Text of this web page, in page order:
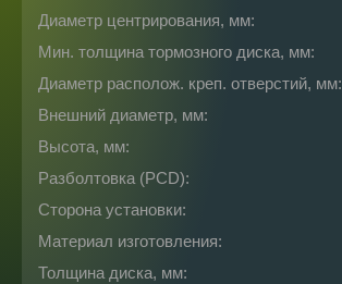
Диаметр центрирования, мм:
Мин. толщина тормозного диска, мм:
Диаметр располож. креп. отверстий, мм:
Внешний диаметр, мм:
Высота, мм:
Разболтовка (PCD):
Сторона установки:
Материал изготовления:
Толщина диска, мм: